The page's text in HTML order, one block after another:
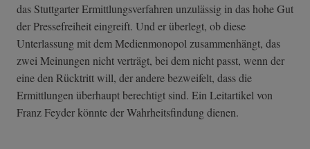
das Stuttgarter Ermittlungsverfahren unzulässig in das hohe Gut
der Pressefreiheit eingreift. Und er überlegt, ob diese
Unterlassung mit dem Medienmonopol zusammenhängt, das
zwei Meinungen nicht verträgt, bei dem nicht passt, wenn der
eine den Rücktritt will, der andere bezweifelt, dass die
Ermittlungen überhaupt berechtigt sind. Ein Leitartikel von
Franz Feyder könnte der Wahrheitsfindung dienen.